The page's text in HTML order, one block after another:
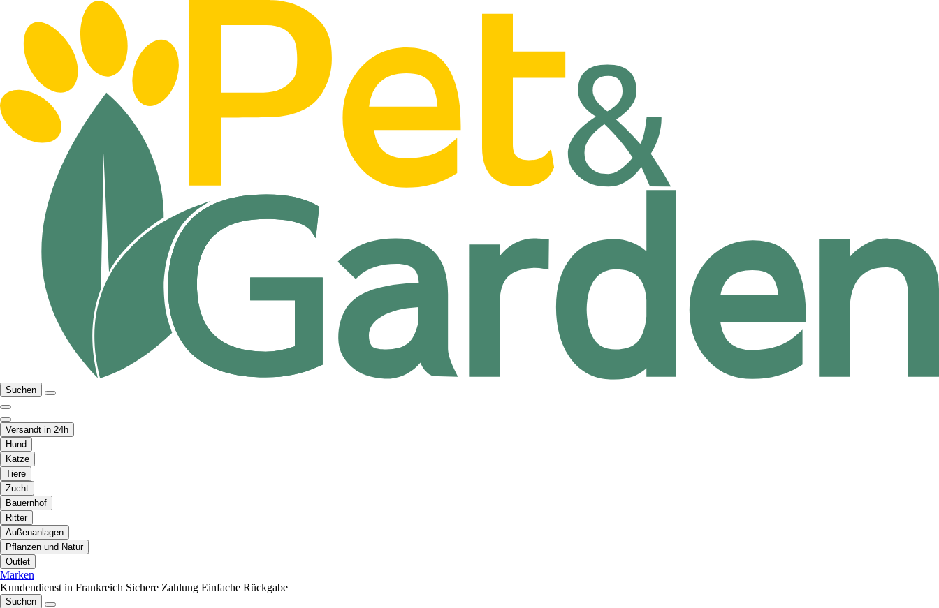
Suchen
Versandt in 24h
Hund
Katze
Tiere
Zucht
Bauernhof
Ritter
Außenanlagen
Pflanzen und Natur
Outlet
Marken
Kundendienst in Frankreich Sichere Zahlung Einfache Rückgabe
Suchen